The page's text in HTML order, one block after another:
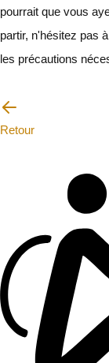
pourrait que vous
partir, n'hésitez pas
les précautions
Retour